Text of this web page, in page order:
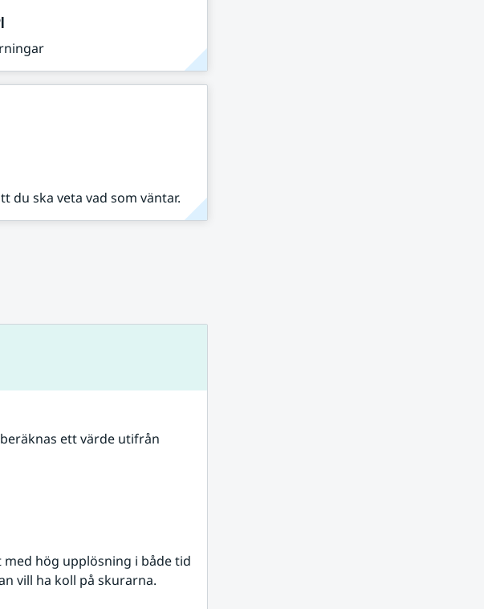
du ska veta vad som väntar.
ett värde utifrån
hög upplösning i både tid
vill ha koll på skurarna.